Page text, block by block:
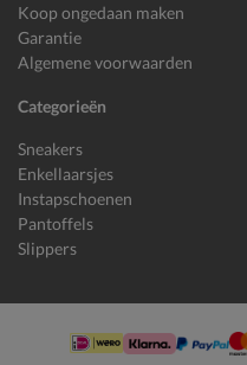
Koop ongedaan maken
Garantie
Algemene voorwaarden
Categorieën
Sneakers
Enkellaarsjes
Instapschoenen
Pantoffels
Slippers